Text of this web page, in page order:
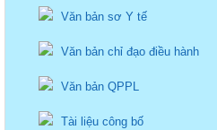
Văn bản sơ Y tế
Văn bản chỉ đạo điều hành
Văn bản QPPL
Tài liệu công bố